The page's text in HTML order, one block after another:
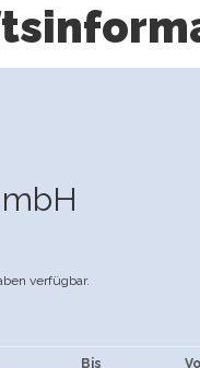
verfügbar.
Bis